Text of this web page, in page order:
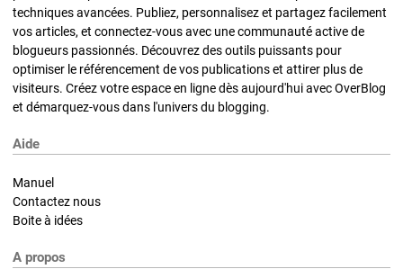
techniques avancées. Publiez, personnalisez et partagez facilement
vos articles, et connectez-vous avec une communauté active de
blogueurs passionnés. Découvrez des outils puissants pour
optimiser le référencement de vos publications et attirer plus de
visiteurs. Créez votre espace en ligne dès aujourd'hui avec OverBlog
et démarquez-vous dans l'univers du blogging.
Aide
Manuel
Contactez nous
Boite à idées
A propos